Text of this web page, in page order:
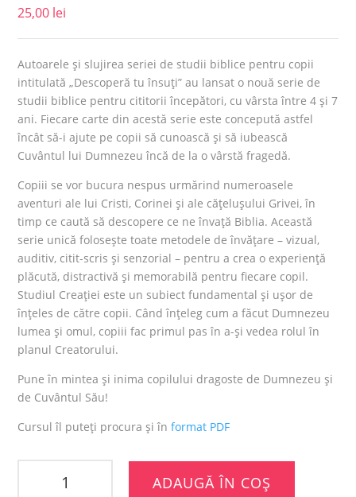
25,00 lei
Autoarele și slujirea seriei de studii biblice pentru copii
intitulată „Descoperă tu însuți” au lansat o nouă serie de
studii biblice pentru cititorii începători, cu vârsta între 4 și 7
ani. Fiecare carte din acestă serie este concepută astfel
încât să-i ajute pe copii să cunoască și să iubească
Cuvântul lui Dumnezeu încă de la o vârstă fragedă.
Copiii se vor bucura nespus urmărind numeroasele
aventuri ale lui Cristi, Corinei și ale cățelușului Grivei, în
timp ce caută să descopere ce ne învață Biblia. Această
serie unică folosește toate metodele de învățare – vizual,
auditiv, citit-scris și senzorial – pentru a crea o experiență
plăcută, distractivă și memorabilă pentru fiecare copil.
Studiul Creației este un subiect fundamental și uşor de
înţeles de către copii. Când înțeleg cum a făcut Dumnezeu
lumea și omul, copiii fac primul pas în a-și vedea rolul în
planul Creatorului.
Pune în mintea și inima copilului dragoste de Dumnezeu și
de Cuvântul Său!
Cursul îl puteți procura și înformat PDF
ADAUGĂ ÎN COȘ